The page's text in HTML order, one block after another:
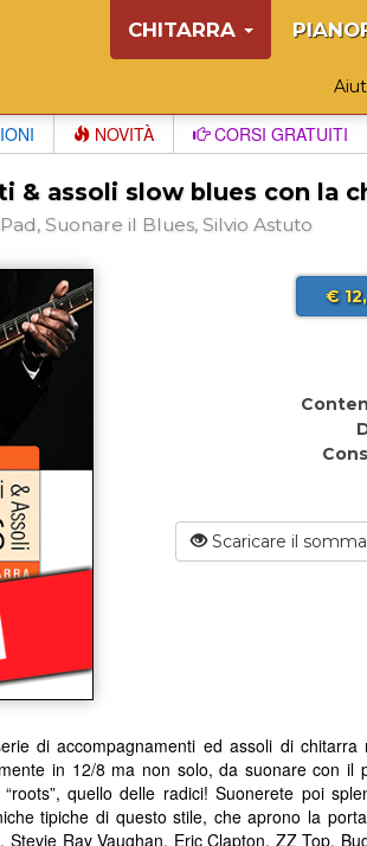
CHITARRA
NOVITÀ CORSI GRATUITI
& assoli slow blues con la
Suonare il Blues, Silvio Astuto
€ 12,
Scaricare il
di accompagnamenti ed assoli di
in 12/8 ma non solo, da suonare con
quello delle radici! Suonerete poi
tipiche di questo stile, che aprono la
Ray Vaughan, Eric Clapton, ZZ Top,